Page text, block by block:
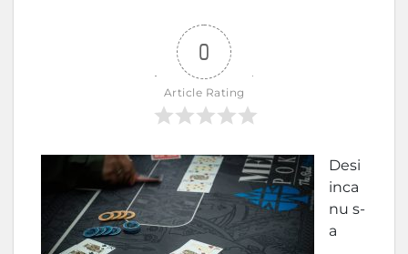
0
Article Rating
Desi
inca
nu s-
a